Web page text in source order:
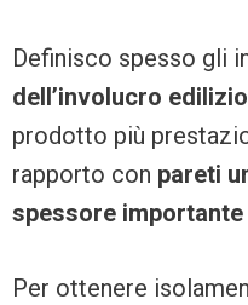
Definisco spesso gli
dell’involucro edilizio
prodotto più
rapporto con pareti
spessore
Per ottenere